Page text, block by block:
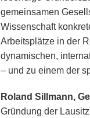
gemeinsamen
Wissenschaft
Arbeitsplätze in der
dynamischen,
– und zu einem der
Roland Sillmann,
Gründung der